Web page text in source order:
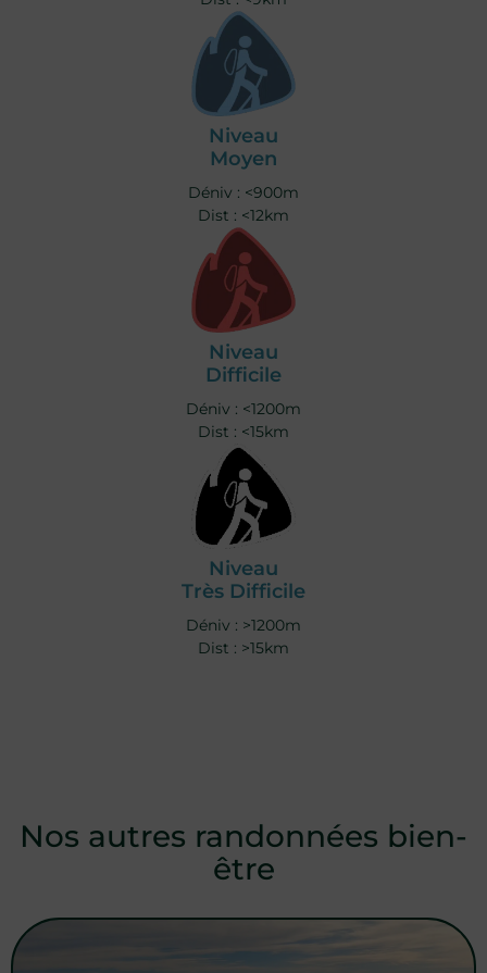
Niveau
Moyen
Déniv : <900m
Dist : <12km
Niveau
Difficile
Déniv : <1200m
Dist : <15km
Niveau
Très Difficile
Déniv : >1200m
Dist : >15km
Nos autres randonnées bien-
être